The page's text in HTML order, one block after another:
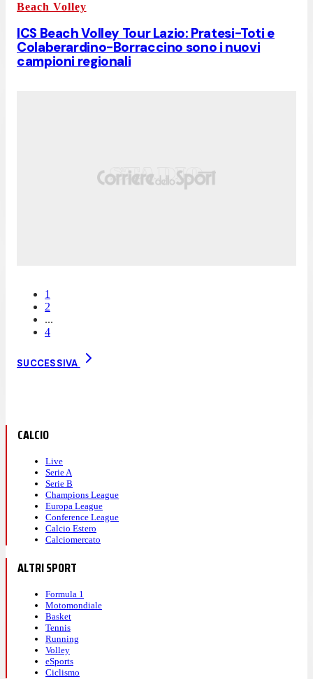
Beach Volley
ICS Beach Volley Tour Lazio: Pratesi-Toti e
Colaberardino-Borraccino sono i nuovi
campioni regionali
1
2
...
4
SUCCESSIVA
CALCIO
Live
Serie A
Serie B
Champions League
Europa League
Conference League
Calcio Estero
Calciomercato
ALTRI SPORT
Formula 1
Motomondiale
Basket
Tennis
Running
Volley
eSports
Ciclismo